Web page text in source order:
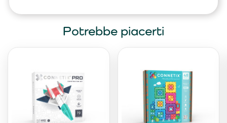
Potrebbe piacerti